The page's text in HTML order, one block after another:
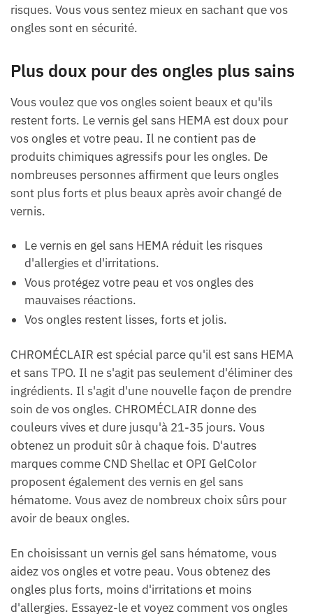
risques. Vous vous sentez mieux en sachant que vos
ongles sont en sécurité.
Plus doux pour des ongles plus sains
Vous voulez que vos ongles soient beaux et qu'ils
restent forts. Le vernis gel sans HEMA est doux pour
vos ongles et votre peau. Il ne contient pas de
produits chimiques agressifs pour les ongles. De
nombreuses personnes affirment que leurs ongles
sont plus forts et plus beaux après avoir changé de
vernis.
Le vernis en gel sans HEMA réduit les risques
d'allergies et d'irritations.
Vous protégez votre peau et vos ongles des
mauvaises réactions.
Vos ongles restent lisses, forts et jolis.
CHROMÉCLAIR est spécial parce qu'il est sans HEMA
et sans TPO. Il ne s'agit pas seulement d'éliminer des
ingrédients. Il s'agit d'une nouvelle façon de prendre
soin de vos ongles. CHROMÉCLAIR donne des
couleurs vives et dure jusqu'à 21-35 jours. Vous
obtenez un produit sûr à chaque fois. D'autres
marques comme CND Shellac et OPI GelColor
proposent également des vernis en gel sans
hématome. Vous avez de nombreux choix sûrs pour
avoir de beaux ongles.
En choisissant un vernis gel sans hématome, vous
aidez vos ongles et votre peau. Vous obtenez des
ongles plus forts, moins d'irritations et moins
d'allergies. Essayez-le et voyez comment vos ongles